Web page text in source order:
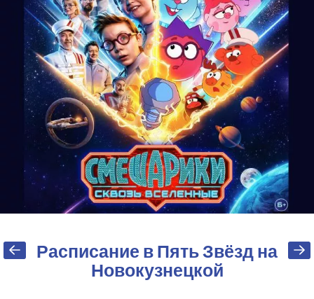
Расписание в Пять Звёзд на
Новокузнецкой